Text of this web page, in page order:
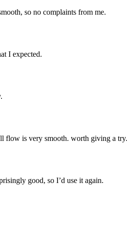
so no complaints from me.
I expected.
flow is very smooth. worth giving a try.
good, so I’d use it again.